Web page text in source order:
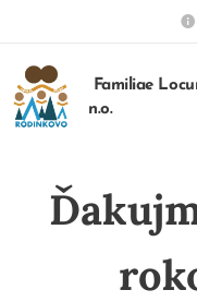
Familiae
n.o.